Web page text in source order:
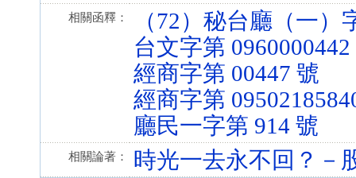
相關函釋：
（72）秘台廳（一）
台文字第 0960000442
經商字第 00447 號
經商字第
廳民一字第 914 號
相關論著： 時光一去永不回？－